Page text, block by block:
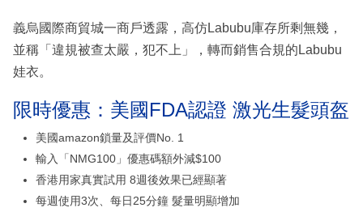
義烏國際商貿城一商戶透露，高仿Labubu庫存所剩無幾，
並稱「違規被查太嚴，犯不上」，轉而銷售合規的Labubu
娃衣。
限時優惠：美國FDA認證 激光生髮頭盔
美國amazon鎖量及評價No. 1
輸入「NMG100」優惠碼額外減$100
香港用家真實試用 8週後效果已經顯著
每週使用3次、每日25分鐘 髮量明顯增加